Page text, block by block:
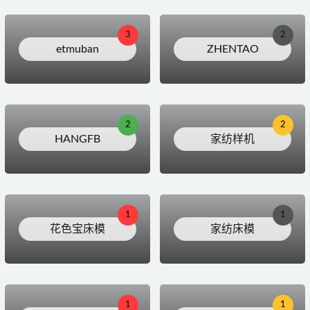
etmuban
3
ZHENTAO
2
HANGFB
2
家纺样机
2
花色宝床模
1
家纺床模
1
1 1